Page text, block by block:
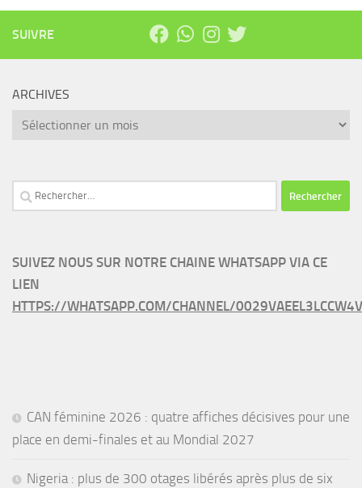
SUIVRE
ARCHIVES
Archives
Rechercher :
SUIVEZ NOUS SUR NOTRE CHAINE WHATSAPP VIA CE
LIEN
HTTPS://WHATSAPP.COM/CHANNEL/
CAN féminine 2026 : quatre affiches décisives pour une
place en demi-finales et au Mondial 2027
Nigeria : plus de 300 otages libérés après plus de six